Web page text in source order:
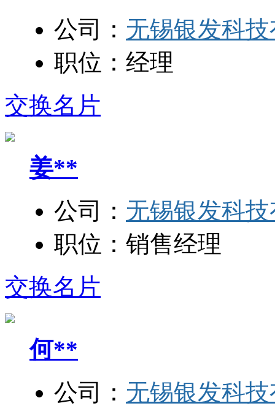
公司： 无锡银发科
职位： 经理
交换名片
姜**
公司： 无锡银发科
职位： 销售经理
交换名片
何**
公司： 无锡银发科